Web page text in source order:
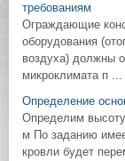
требованиям
Ограждающие
оборудования
воздуха) должны
микроклимата п ...
Определение
Определим
м По заданию
кровли будет